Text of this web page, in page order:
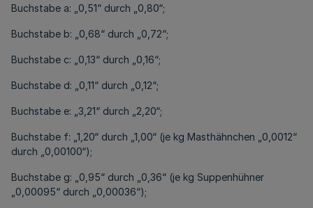
Buchstabe a: „0,51“ durch „0,80“;
Buchstabe b: „0,68“ durch „0,72“;
Buchstabe c: „0,13“ durch „0,16“;
Buchstabe d: „0,11“ durch „0,12“;
Buchstabe e: „3,21“ durch „2,20“;
Buchstabe f: „1,20“ durch „1,00“ (je kg Masthähnchen „0,0012“
durch „0,00100“);
Buchstabe g: „0,95“ durch „0,36“ (je kg Suppenhühner
„0,00095“ durch „0,00036“);